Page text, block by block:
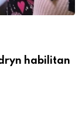
habilitan